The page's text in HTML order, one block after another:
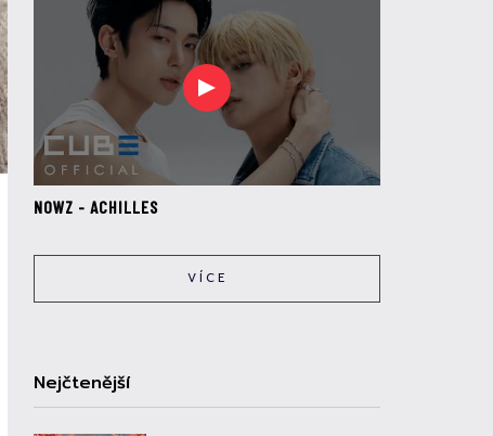
NOWZ - ACHILLES
VÍCE
Nejčtenější